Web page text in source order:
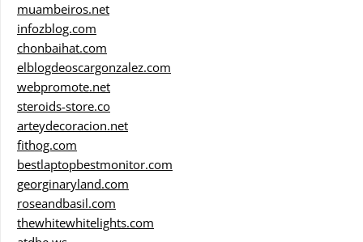
muambeiros.net
infozblog.com
chonbaihat.com
elblogdeoscargonzalez.com
webpromote.net
steroids-store.co
arteydecoracion.net
fithog.com
bestlaptopbestmonitor.com
georginaryland.com
roseandbasil.com
thewhitewhitelights.com